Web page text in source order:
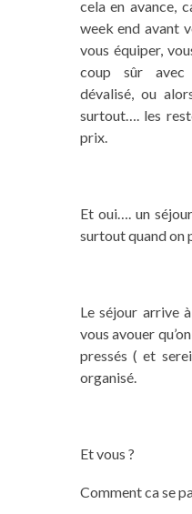
cela en avance,
week end avant
vous équiper,
coup sûr avec
dévalisé, ou
surtout…. les
prix.
Et oui…. un
surtout quand on
Le séjour arrive
vous avouer
pressés ( et
organisé.
Et vous ?
Comment ca se